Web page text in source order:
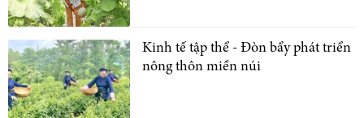
Kinh tế tập thể - Đòn bẩy phát triển
nông thôn miền núi